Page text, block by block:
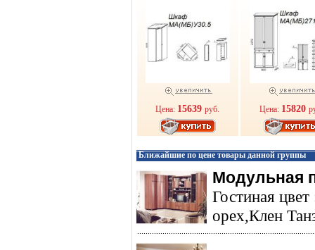
Цена: 15639руб. Цена: 15820
Ближайшие по цене товары данной группы
Модульная
Гостиная
орех,Клен